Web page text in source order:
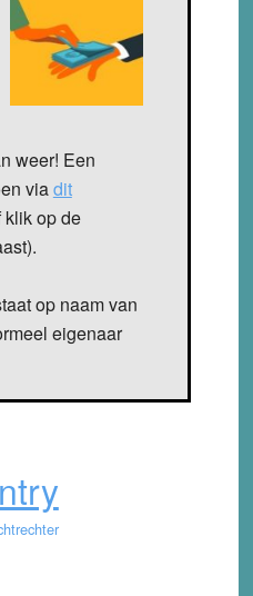
weer! Een
viadit
op de
op naam van
eigenaar